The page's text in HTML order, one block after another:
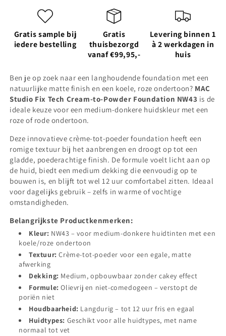
Powder
foundation
-
NW
foundation
-
NW
Gratis sample bij
iedere bestelling
Gratis
thuisbezorgd
vanaf €99,95,-
Levering binnen 1
à 2 werkdagen in
huis
Ben je op zoek naar een langhoudende foundation met een
natuurlijke matte finish en een koele, roze ondertoon? MAC
Studio Fix Tech Cream-to-Powder Foundation NW43 is de
ideale keuze voor een medium-donkere huidskleur met een
roze of rode ondertoon.
Deze innovatieve crème-tot-poeder foundation heeft een
romige textuur bij het aanbrengen en droogt op tot een
gladde, poederachtige finish. De formule voelt licht aan op
de huid, biedt een medium dekking die eenvoudig op te
bouwen is, en blijft tot wel 12 uur comfortabel zitten. Ideaal
voor dagelijks gebruik – zelfs in warme of vochtige
omstandigheden.
Belangrijkste Productkenmerken:
Kleur: NW43 – voor medium-donkere huidtinten met een
koele/roze ondertoon
Textuur: Crème-tot-poeder voor een egale, matte
afwerking
Dekking: Medium, opbouwbaar zonder cakey effect
Formule: Olievrij en niet-comedogeen – verstopt de
poriën niet
Houdbaarheid: Langdurig – tot 12 uur fris en egaal
Huidtypes: Geschikt voor alle huidtypes, met name
normaal tot vet